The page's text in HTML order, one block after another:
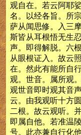
观自在。若云阿耶
名。以经各旨。所
萨从闻思修。入三
斯皆从耳根悟无生
声。即得解脱。六
从眼根证入。故云
在。然此有能所自
观。世音。属所观
观世音即时观其音
云。由我观听十方
二根。故云观听。
即属自他。若准温
号。此亦兼自行化